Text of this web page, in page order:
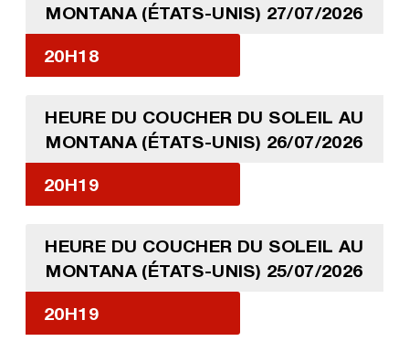
MONTANA (ÉTATS-UNIS) 27/07/2026
20H18
HEURE DU COUCHER DU SOLEIL AU
MONTANA (ÉTATS-UNIS) 26/07/2026
20H19
HEURE DU COUCHER DU SOLEIL AU
MONTANA (ÉTATS-UNIS) 25/07/2026
20H19